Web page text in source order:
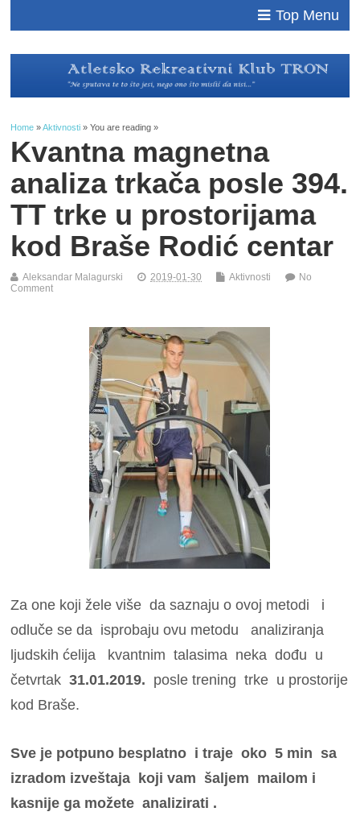
Top Menu
Home »Aktivnosti » You are reading »
Kvantna magnetna
analiza trkača posle 394.
TT trke u prostorijama
kod Braše Rodić centar
Aleksandar Malagurski 2019-01-30 Aktivnosti
No
Comment
Za one koji žele više da saznaju o ovoj metodi i
odluče se da isprobaju ovu metodu analiziranja
ljudskih ćelija kvantnim talasima neka dođu u
četvrtak31.01.2019. posle trening trke u prostorije
kod Braše.
Sve je potpuno besplatno i traje oko 5 min sa
izradom izveštaja koji vam šaljem mailom i
kasnije ga možete analizirati .